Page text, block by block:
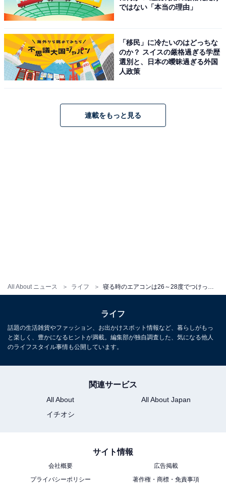
All About ニュース ライフ
就寝前は少し温度を下げることで深部体温を下げ、就寝
中は温度を下げすぎず、目覚めに向けて少しずつ温度を
上げることです。そうすることで、快適に就寝でき、さ
熱帯夜の快眠のコツ3：湿度は60％以下に保つ
ではない「本当の理由」
「移民」に冷たいのはどっちな
のか？ スイスの厳格過ぎる学歴
選別と、日本の曖昧過ぎる外国
人政策
連載をもっと見る
ライフ
話題の生活雑貨やファッション、お出かけスポット情報など、暮らしがもっ
と楽しく、豊かになるヒントが満載。編集部が独自調査した、気になる他人
のライフスタイル事情も公開しています。
関連サービス
All About
All About Japan
イチオシ
サイト情報
会社概要
広告掲載
プライバシーポリシー
著作権・商標・免責事項